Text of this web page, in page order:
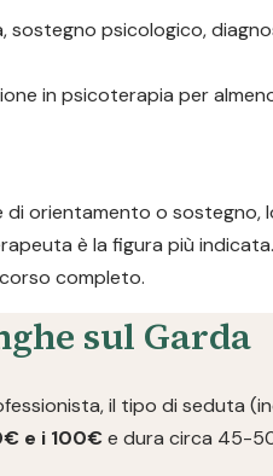
sostegno psicologico,
in psicoterapia per
orientamento o sostegno,
è la figura più
completo.
sul Garda
il tipo di seduta
e i 100€ e dura circa 45-